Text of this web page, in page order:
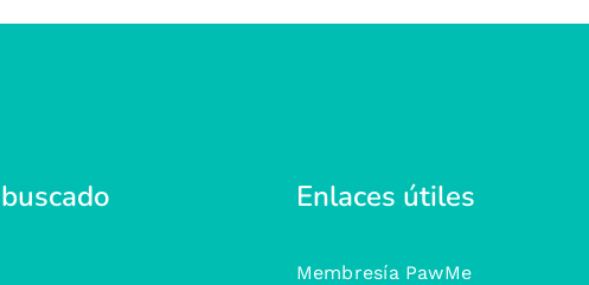
Enlaces útiles
Membresía PawMe